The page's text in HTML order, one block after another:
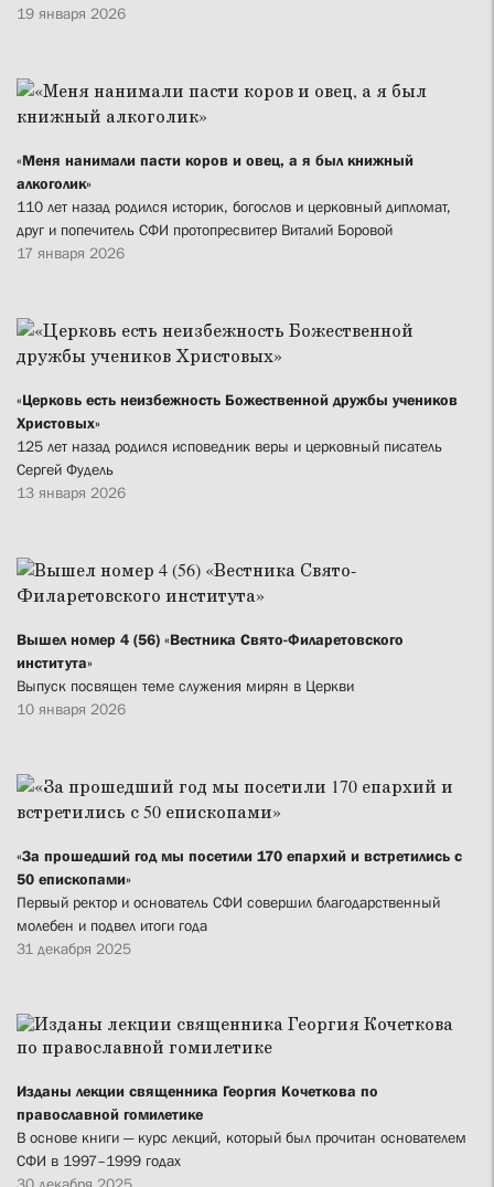
19 января 2026
«Меня нанимали пасти коров и овец, а я был книжный
алкоголик»
110 лет назад родился историк, богослов и церковный дипломат,
друг и попечитель СФИ протопресвитер Виталий Боровой
17 января 2026
«Церковь есть неизбежность Божественной дружбы учеников
Христовых»
125 лет назад родился исповедник веры и церковный писатель
Сергей Фудель
13 января 2026
Вышел номер 4 (56) «Вестника Свято-Филаретовского
института»
Выпуск посвящен теме служения мирян в Церкви
10 января 2026
«За прошедший год мы посетили 170 епархий и встретились с
50 епископами»
Первый ректор и основатель СФИ совершил благодарственный
молебен и подвел итоги года
31 декабря 2025
Изданы лекции священника Георгия Кочеткова по
православной гомилетике
В основе книги — курс лекций, который был прочитан основателем
СФИ в 1997–1999 годах
30 декабря 2025